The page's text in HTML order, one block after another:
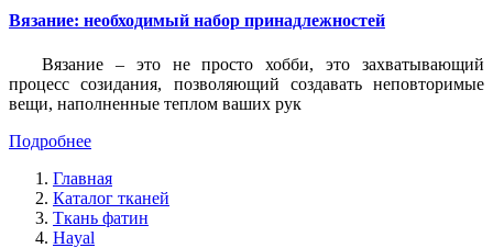
Вязание: необходимый набор принадлежностей
Вязание – это не просто хобби, это захватывающий
процесс созидания, позволяющий создавать неповторимые
вещи, наполненные теплом ваших рук
Подробнее
Главная
Каталог тканей
Ткань фатин
Hayal